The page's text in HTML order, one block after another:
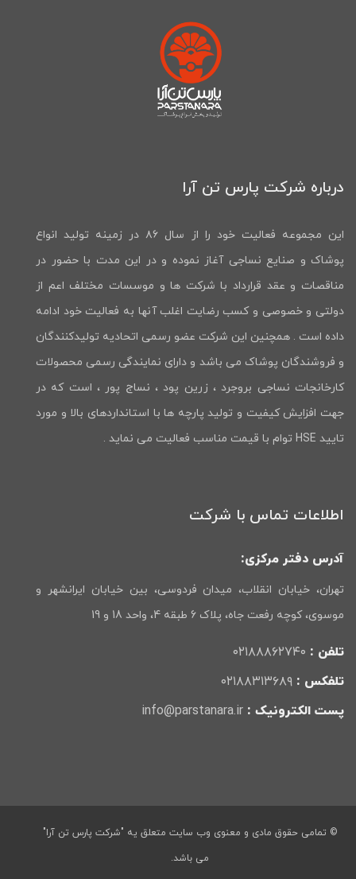
درباره شرکت پارس تن آرا
این مجموعه فعالیت خود را از سال ۸۶ در زمینه تولید انواع
پوشاک و صنایع نساجی آغاز نموده و در این مدت با حضور در
مناقصات و عقد قرارداد با شرکت ها و موسسات مختلف اعم از
دولتی و خصوصی و کسب رضایت اغلب آنها به فعالیت خود ادامه
داده است . همچنین این شرکت عضو رسمی اتحادیه تولیدکنندگان
و فروشندگان پوشاک می باشد و دارای نمایندگی رسمی محصولات
کارخانجات نساجی بروجرد ، زرین پود ، نساج پور ، است که در
جهت افزایش کیفیت و تولید پارچه ها با استانداردهای بالا و مورد
تایید HSE توام با قیمت مناسب فعالیت می نماید .
اطلاعات تماس با شرکت
آدرس دفتر مرکزی:
تهران، خیابان انقلاب، میدان فردوسی، بین خیابان ایرانشهر و
موسوی، کوچه رفعت جاه، پلاک 6 طبقه 4، واحد 18 و 19
تلفن : ۰۲۱۸۸۸۶۲۷۴۰
تلفکس : ۰۲۱۸۸۳۱۳۶۸۹
پست الکترونیک : info@parstanara.ir
© تمامی حقوق مادی و معنوی وب سایت متعلق یه "شرکت پارس تن آرا"
می باشد.